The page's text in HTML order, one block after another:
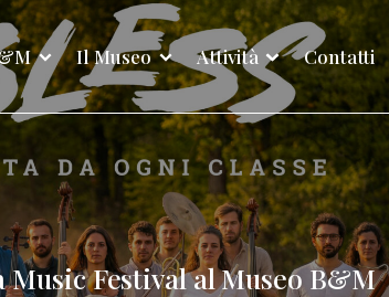
Il Museo Attività Contatti
Music Festival al Museo B&M